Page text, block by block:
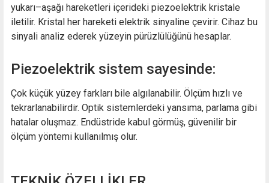
yukarı–aşağı hareketleri içerideki piezoelektrik kristale
iletilir. Kristal her hareketi elektrik sinyaline çevirir. Cihaz bu
sinyali analiz ederek yüzeyin pürüzlülüğünü hesaplar.
Piezoelektrik sistem sayesinde:
Çok küçük yüzey farkları bile algılanabilir. Ölçüm hızlı ve
tekrarlanabilirdir. Optik sistemlerdeki yansıma, parlama gibi
hatalar oluşmaz. Endüstride kabul görmüş, güvenilir bir
ölçüm yöntemi kullanılmış olur.